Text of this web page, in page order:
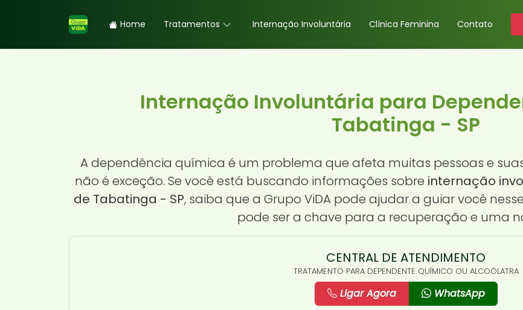
Home Tratamentos Internação Involuntária Clínica Feminina Contato
Internação Involuntária para
Tabatinga - SP
A dependência química é um problema que afeta muitas pessoas e
não é exceção. Se você está buscando informações sobre internação
de Tabatinga - SP, saiba que a Grupo ViDA pode ajudar a guiar você
pode ser a chave para a recuperação e uma
CENTRAL DE ATENDIMENTO
TRATAMENTO PARA DEPENDENTE QUÍMICO OU ALCOÓLATRA
Ligar Agora WhatsApp